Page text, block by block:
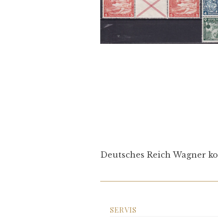
Deutsches Reich Wagner
SERVIS